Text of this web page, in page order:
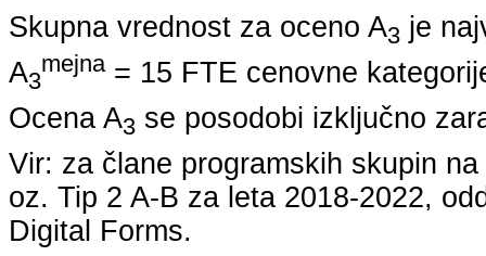
Skupna vrednost za oceno A3 je
A3
mejna= 15 FTE cenovne
Ocena A3 se posodobi izključno
Vir: za člane programskih skupin
oz. Tip 2 A-B za leta 2018-2022,
Digital Forms.